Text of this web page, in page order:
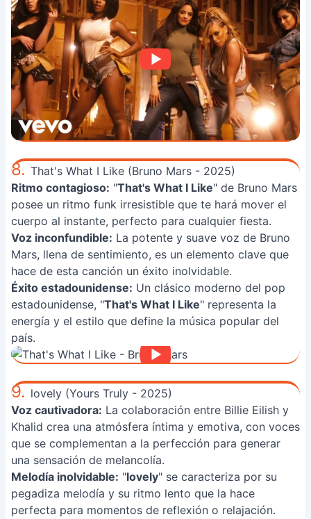
8. That's What I Like (Bruno Mars - 2025)
Ritmo contagioso: "That's What I Like" de Bruno Mars
posee un ritmo funk irresistible que te hará mover el
cuerpo al instante, perfecto para cualquier fiesta.
Voz inconfundible: La potente y suave voz de Bruno
Mars, llena de sentimiento, es un elemento clave que
hace de esta canción un éxito inolvidable.
Éxito estadounidense: Un clásico moderno del pop
estadounidense, "That's What I Like" representa la
energía y el estilo que define la música popular del
país.
9. lovely (Yours Truly - 2025)
Voz cautivadora: La colaboración entre Billie Eilish y
Khalid crea una atmósfera íntima y emotiva, con voces
que se complementan a la perfección para generar
una sensación de melancolía.
Melodía inolvidable: "lovely" se caracteriza por su
pegadiza melodía y su ritmo lento que la hace
perfecta para momentos de reflexión o relajación.